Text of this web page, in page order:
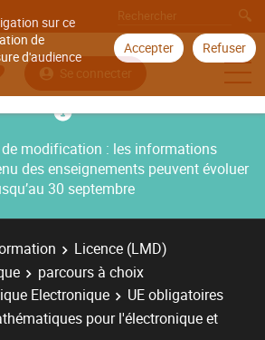
sur ce
de
d'audience
Accepter Refuser
Se connecter
modification : les informations
des enseignements peuvent évoluer
30 septembre
Licence (LMD)
parcours à choix
Electronique
UE obligatoires
pour l'électronique et